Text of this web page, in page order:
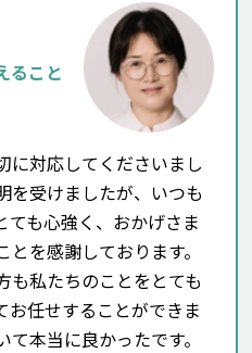
ること
に対応してくださいまし
を受けましたが、いつも
ても心強く、おかげさま
を感謝しております。
も私たちのことをとても
お任せすることができま
本当に良かったです。